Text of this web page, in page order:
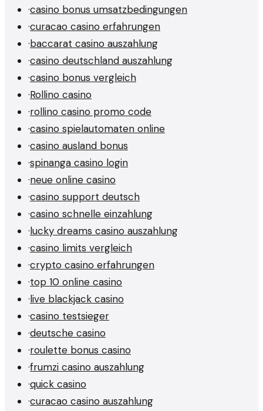
·casino bonus umsatzbedingungen
·curacao casino erfahrungen
·baccarat casino auszahlung
·casino deutschland auszahlung
·casino bonus vergleich
·Rollino casino
·rollino casino promo code
·casino spielautomaten online
·casino ausland bonus
·spinanga casino login
·neue online casino
·casino support deutsch
·casino schnelle einzahlung
·lucky dreams casino auszahlung
·casino limits vergleich
·crypto casino erfahrungen
·top 10 online casino
·live blackjack casino
·casino testsieger
·deutsche casino
·roulette bonus casino
·frumzi casino auszahlung
·quick casino
·curacao casino auszahlung